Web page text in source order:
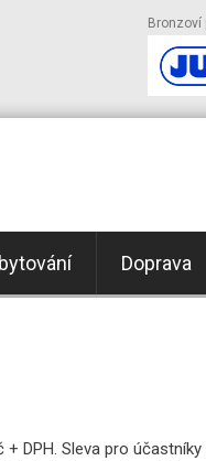
Bronzoví
Doprava
DPH. Sleva pro